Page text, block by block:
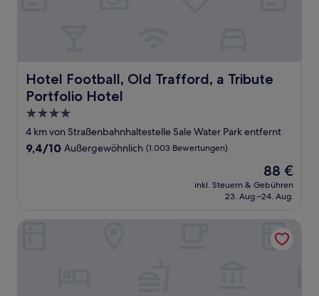
Hotel Football, Old Trafford, a Tribute
Portfolio Hotel
Hotel Football, Old Trafford, a Tribute Portfolio Hotel
4.0-
Sterne-
Unterkunft
4 km von Straßenbahnhaltestelle Sale Water Park entfernt
9.4
9,4/10 Außergewöhnlich (1.003 Bewertungen)
Der
Preis
beträgt
88 €
inkl. Steuern & Gebühren
23. Aug.–24. Aug.